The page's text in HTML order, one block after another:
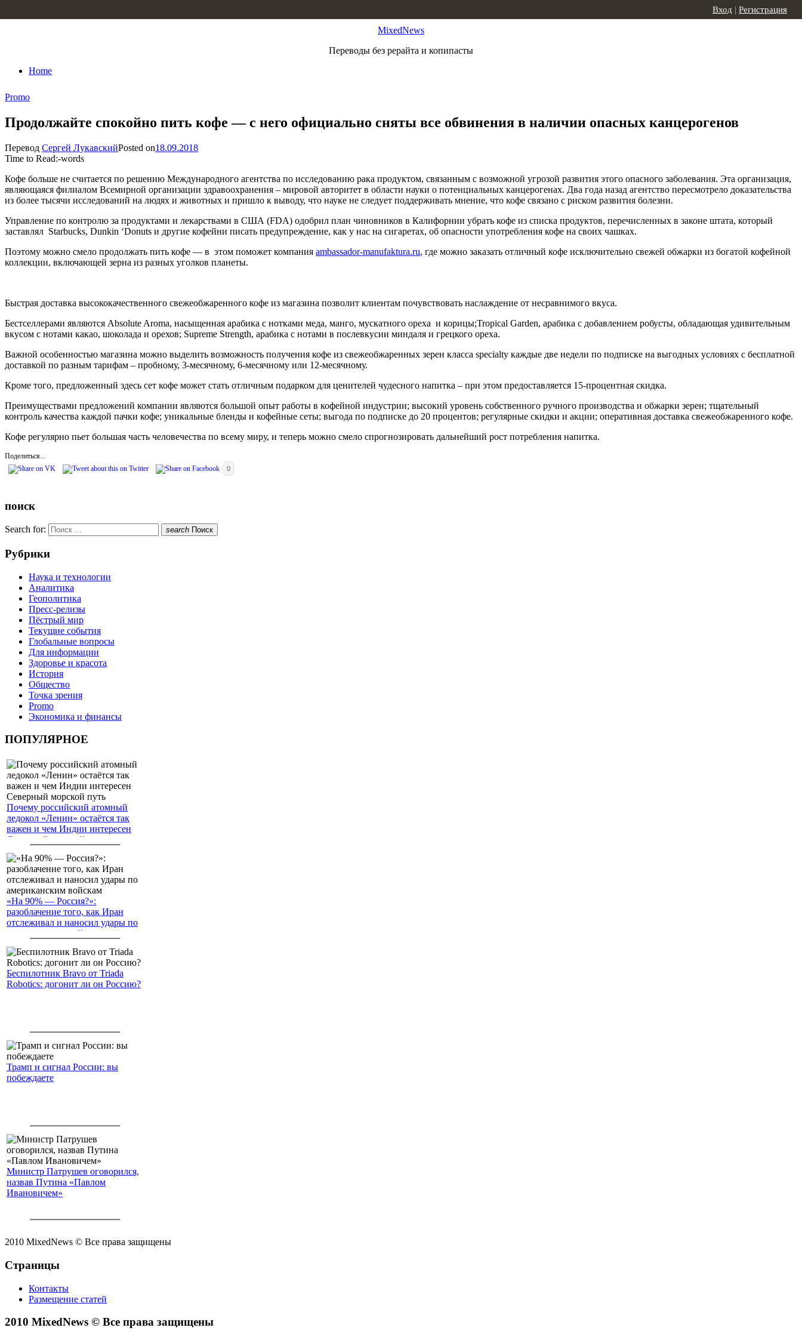
MixedNews
Переводы без рерайта и копипасты
Home
Вход | Регистрация
Promo
Продолжайте спокойно пить кофе — с него официально сняты все обвинения в наличии опасных канцерогенов
Перевод Сергей ЛукавскийPosted on18.09.2018
Time to Read:-words
Кофе больше не считается по решению Международного агентства по исследованию рака продуктом, связанным с возможной угрозой развития этого опасного заболевания. Эта организация,
являющаяся филиалом Всемирной организации здравоохранения – мировой авторитет в области науки о потенциальных канцерогенах. Два года назад агентство пересмотрело доказательства
из более тысячи исследований на людях и животных и пришло к выводу, что науке не следует поддерживать мнение, что кофе связано с риском развития болезни.
Управление по контролю за продуктами и лекарствами в США (FDA) одобрил план чиновников в Калифорнии убрать кофе из списка продуктов, перечисленных в законе штата, который
заставлял Starbucks, Dunkin ‘Donuts и другие кофейни писать предупреждение, как у нас на сигаретах, об опасности употребления кофе на своих чашках.
Поэтому можно смело продолжать пить кофе — в этом поможет компания ambassador-manufaktura.ru, где можно заказать отличный кофе исключительно свежей обжарки из богатой кофейной
коллекции, включающей зерна из разных уголков планеты.
Быстрая доставка высококачественного свежеобжаренного кофе из магазина позволит клиентам почувствовать наслаждение от несравнимого вкуса.
Бестселлерами являются Absolute Aroma, насыщенная арабика с нотками меда, манго, мускатного ореха и корицы;Tropical Garden, арабика с добавлением робусты, обладающая удивительным
вкусом с нотами какао, шоколада и орехов; Supreme Strength, арабика с нотами в послевкусии миндаля и грецкого ореха.
Важной особенностью магазина можно выделить возможность получения кофе из свежеобжаренных зерен класса specialty каждые две недели по подписке на выгодных условиях с бесплатной
доставкой по разным тарифам – пробному, 3-месячному, 6-месячному или 12-месячному.
Кроме того, предложенный здесь сет кофе может стать отличным подарком для ценителей чудесного напитка – при этом предоставляется 15-процентная скидка.
Преимуществами предложений компании являются большой опыт работы в кофейной индустрии; высокий уровень собственного ручного производства и обжарки зерен; тщательный
контроль качества каждой пачки кофе; уникальные бленды и кофейные сеты; выгода по подписке до 20 процентов; регулярные скидки и акции; оперативная доставка свежеобжаренного кофе.
Кофе регулярно пьет большая часть человечества по всему миру, и теперь можно смело спрогнозировать дальнейший рост потребления напитка.
Поделиться...
0
поиск
Search for: search Поиск
Рубрики
Наука и технологии
Аналитика
Геополитика
Пресс-релизы
Пёстрый мир
Текущие события
Глобальные вопросы
Для информации
Здоровье и красота
История
Общество
Точка зрения
Promo
Экономика и финансы
ПОПУЛЯРНОЕ
Почему российский атомный
ледокол «Ленин» остаётся так
важен и чем Индии интересен
Северный морской путь
«На 90% — Россия?»:
разоблачение того, как Иран
отслеживал и наносил удары по
американским войскам
Беспилотник Bravo от Triada
Robotics: догонит ли он Россию?
Трамп и сигнал России: вы
побеждаете
Министр Патрушев оговорился,
назвав Путина «Павлом
Ивановичем»
2010 MixedNews © Все права защищены
Страницы
Контакты
Размещение статей
2010 MixedNews © Все права защищены